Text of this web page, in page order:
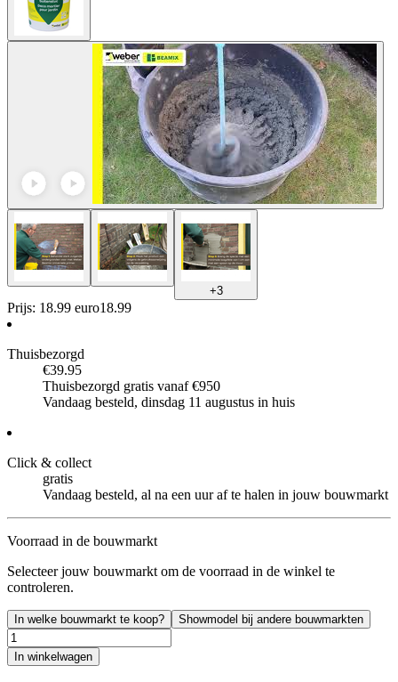
+3
Prijs: 18.99 euro18.99
Thuisbezorgd
€39.95
Thuisbezorgd gratis vanaf €950
Vandaag besteld, dinsdag 11 augustus in huis
Click & collect
gratis
Vandaag besteld, al na een uur af te halen in jouw bouwmarkt
Voorraad in de bouwmarkt
Selecteer jouw bouwmarkt om de voorraad in de winkel te
controleren.
In welke bouwmarkt te koop? Showmodel bij andere bouwmarkten
In winkelwagen